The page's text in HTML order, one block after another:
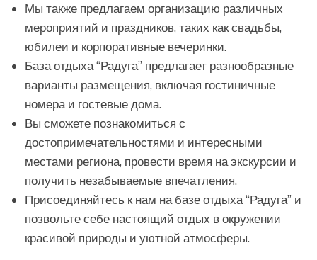
Мы также предлагаем организацию различных
мероприятий и праздников, таких как свадьбы,
юбилеи и корпоративные вечеринки.
База отдыха “Радуга” предлагает разнообразные
варианты размещения, включая гостиничные
номера и гостевые дома.
Вы сможете познакомиться с
достопримечательностями и интересными
местами региона, провести время на экскурсии и
получить незабываемые впечатления.
Присоединяйтесь к нам на базе отдыха “Радуга” и
позвольте себе настоящий отдых в окружении
красивой природы и уютной атмосферы.